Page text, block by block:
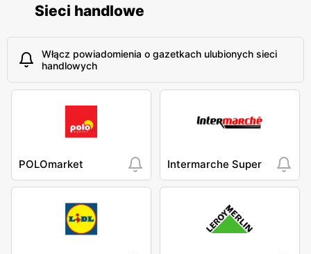
Sieci handlowe
Włącz powiadomienia o gazetkach ulubionych sieci
handlowych
POLOmarket Intermarche Super